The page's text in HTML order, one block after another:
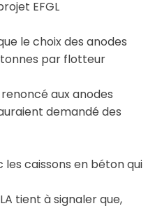
EFGL
le choix des anodes
par flotteur
aux anodes
demandé des
caissons en béton qui
tient à signaler que,